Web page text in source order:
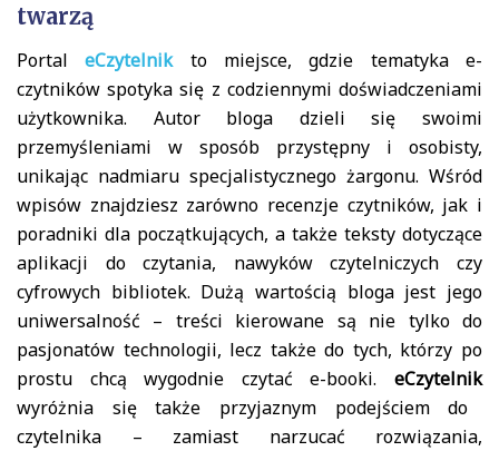
twarzą
PortaleCzytelnikto miejsce, gdzie tematyka e-
czytników spotyka się z codziennymi doświadczeniami
użytkownika. Autor bloga dzieli się swoimi
przemyśleniami w sposób przystępny i osobisty,
unikając nadmiaru specjalistycznego żargonu. Wśród
wpisów znajdziesz zarówno recenzje czytników, jak i
poradniki dla początkujących, a także teksty dotyczące
aplikacji do czytania, nawyków czytelniczych czy
cyfrowych bibliotek. Dużą wartością bloga jest jego
uniwersalność – treści kierowane są nie tylko do
pasjonatów technologii, lecz także do tych, którzy po
prostu chcą wygodnie czytać e-booki. eCzytelnik
wyróżnia się także przyjaznym podejściem do
czytelnika – zamiast narzucać rozwiązania,